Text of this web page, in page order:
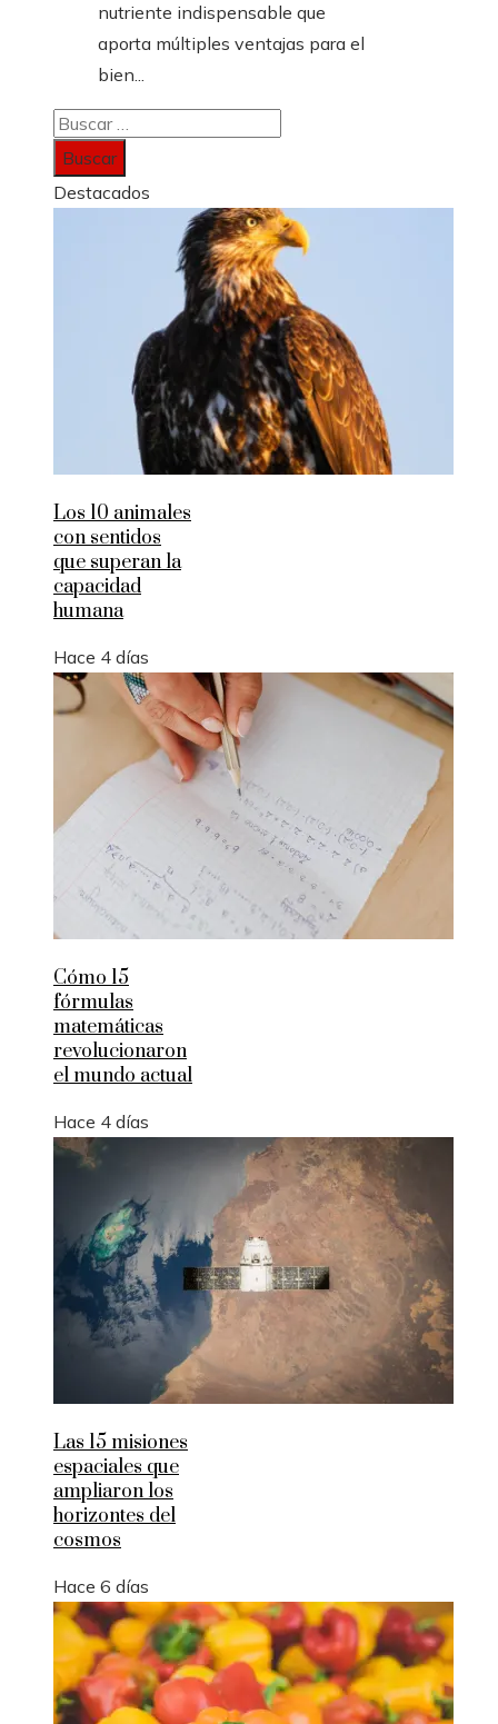
nutriente indispensable que
aporta múltiples ventajas para el
bien...
Buscar:
Destacados
Los 10 animales
con sentidos
que superan la
capacidad
humana
Hace 4 días
Cómo 15
fórmulas
matemáticas
revolucionaron
el mundo actual
Hace 4 días
Las 15 misiones
espaciales que
ampliaron los
horizontes del
cosmos
Hace 6 días